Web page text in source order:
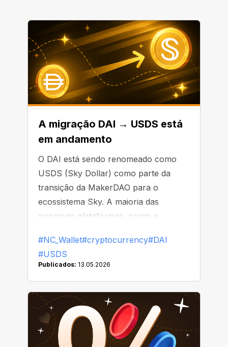
A migração DAI → USDS está
em andamento
O DAI está sendo renomeado como
USDS (Sky Dollar) como parte da
transição da MakerDAO para o
ecossistema Sky. A maioria das
principais plataformas, como a
remover o DAI de suas listas
#NC_Wallet#cryptocurrency#DAI
#USDS
Publicados: 13.05.2026